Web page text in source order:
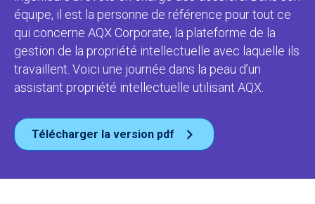
équipe, il est la personne de référence pour tout ce
qui concerne AQX Corporate, la plateforme de la
gestion de la propriété intellectuelle avec laquelle ils
travaillent. Voici une journée dans la peau d’un
assistant propriété intellectuelle utilisant AQX.
Télécharger la version pdf